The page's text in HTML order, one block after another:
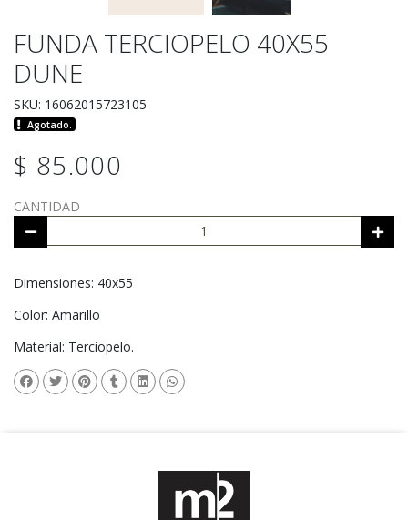
FUNDA TERCIOPELO 40X55
DUNE
SKU: 16062015723105
Agotado.
$ 85.000
CANTIDAD
Dimensiones: 40x55
Color: Amarillo
Material: Terciopelo.